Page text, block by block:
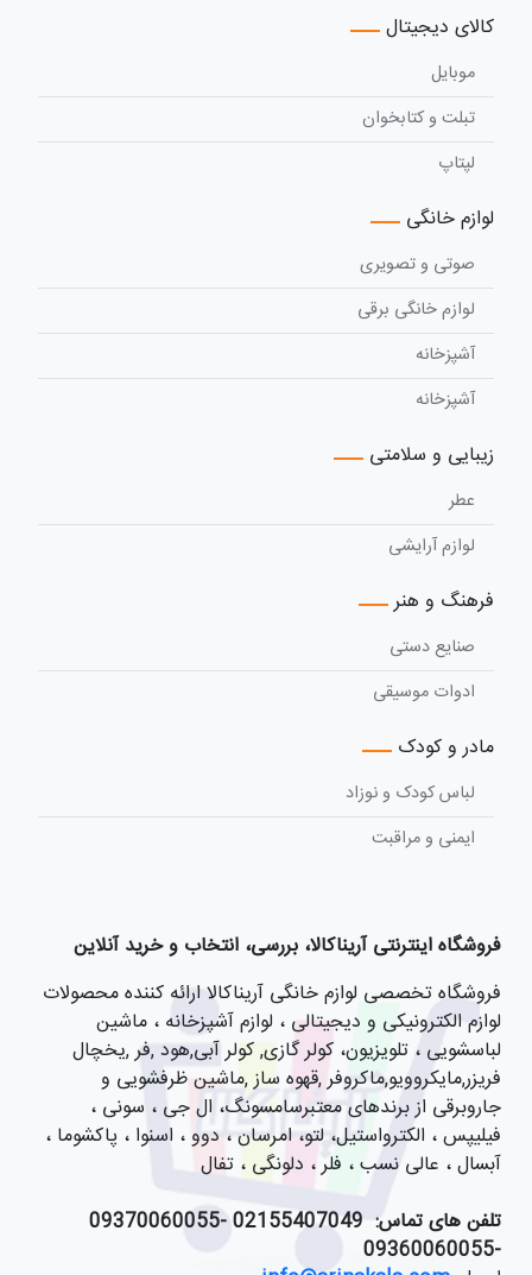
فروشگاه اینترنتی آریناکالا، بررسی، انتخاب و خرید آنلاین
فروشگاه تخصصی لوازم خانگی آریناکالا ارائه کننده محصولات
لوازم الکترونیکی و دیجیتالی ، لوازم آشپزخانه ، ماشین
لباسشویی ، تلویزیون، کولر گازی, کولر آبی,هود ,فر ,یخچال
فریزر,مایکروویو,ماکروفر ,قهوه ساز ,ماشین ظرفشویی و
جاروبرقی از برندهای معتبرسامسونگ، ال جی ، سونی ،
فیلیپس ، الکترواستیل، لتو، امرسان ، دوو ، اسنوا ، پاکشوما ،
آبسال ، عالی نسب ، فلر ، دلونگی ، تفال
تلفن های تماس:
021
55407049 -09370060055
-09360060055
کالای دیجیتال
موبایل
تبلت و کتابخوان
لپتاپ
لوازم خانگی
صوتی و تصویری
لوازم خانگی برقی
آشپزخانه
آشپزخانه
زیبایی و سلامتی
عطر
لوازم آرایشی
فرهنگ و هنر
صنایع دستی
ادوات موسیقی
مادر و کودک
لباس کودک و نوزاد
ایمنی و مراقبت